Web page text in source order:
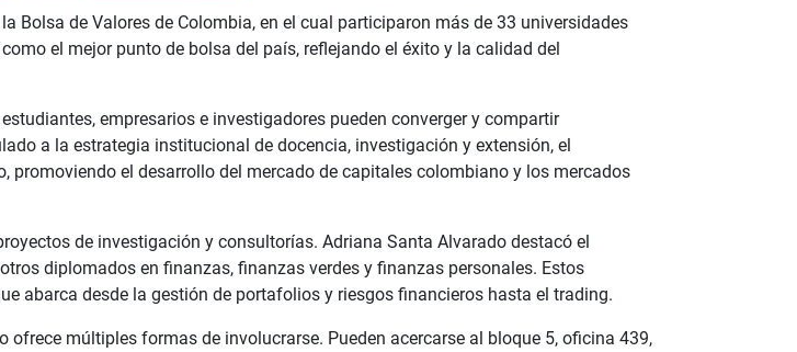
Bolsa de Valores de Colombia, en el cual participaron más de 33 universidades
el mejor punto de bolsa del país, reflejando el éxito y la calidad del
empresarios e investigadores pueden converger y compartir
a la estrategia institucional de docencia, investigación y extensión, el
el desarrollo del mercado de capitales colombiano y los mercados
de investigación y consultorías. Adriana Santa Alvarado destacó el
diplomados en finanzas, finanzas verdes y finanzas personales. Estos
abarca desde la gestión de portafolios y riesgos financieros hasta el trading.
múltiples formas de involucrarse. Pueden acercarse al bloque 5, oficina 439,